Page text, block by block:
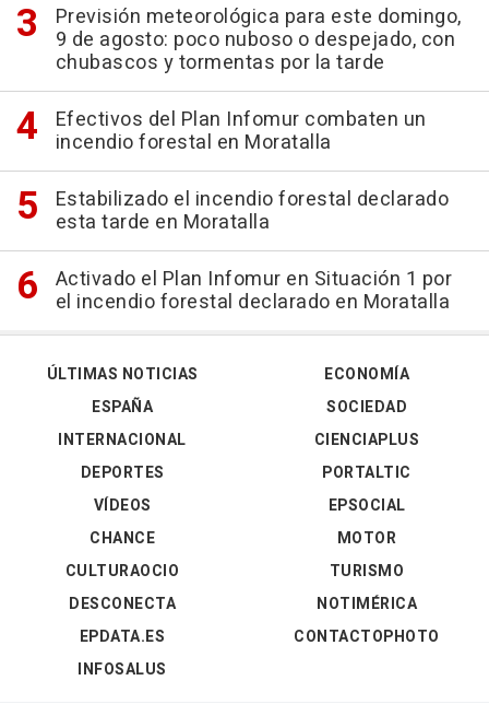
Previsión meteorológica para este domingo,
9 de agosto: poco nuboso o despejado, con
chubascos y tormentas por la tarde
Efectivos del Plan Infomur combaten un
incendio forestal en Moratalla
Estabilizado el incendio forestal declarado
esta tarde en Moratalla
Activado el Plan Infomur en Situación 1 por
el incendio forestal declarado en Moratalla
ÚLTIMAS NOTICIAS
ESPAÑA
INTERNACIONAL
DEPORTES
VÍDEOS
ECONOMÍA
SOCIEDAD
CIENCIAPLUS
PORTALTIC
EPSOCIAL
CHANCE
CULTURAOCIO
DESCONECTA
EPDATA.ES
INFOSALUS
MOTOR
TURISMO
NOTIMÉRICA
CONTACTOPHOTO